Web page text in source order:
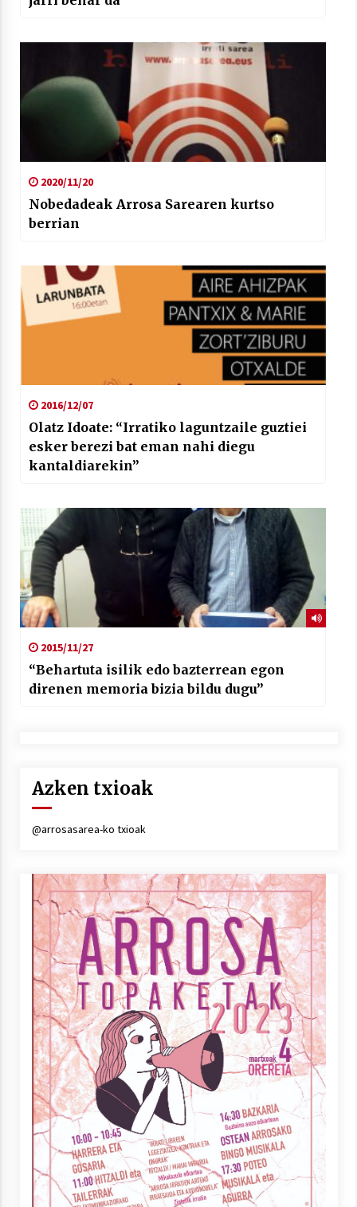
2020/11/20
Nobedadeak Arrosa Sarearen kurtso
berrian
2016/12/07
Olatz Idoate: “Irratiko laguntzaile guztiei
esker berezi bat eman nahi diegu
kantaldiarekin”
2015/11/27
“Behartuta isilik edo bazterrean egon
direnen memoria bizia bildu dugu”
Azken txioak
@arrosasarea-ko txioak